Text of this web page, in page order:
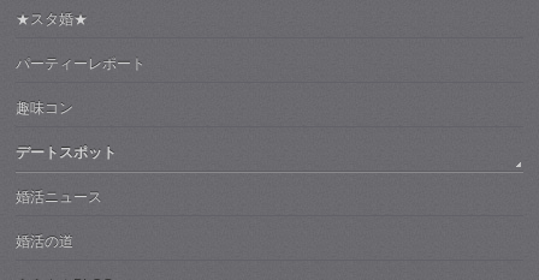
★スタ婚★
パーティーレポート
趣味コン
デートスポット
婚活ニュース
婚活の道